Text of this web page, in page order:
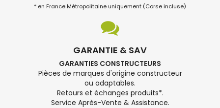
* en France Métropolitaine uniquement (Corse incluse)
GARANTIE & SAV
GARANTIES CONSTRUCTEURS
Pièces de marques d'origine constructeur
ou adaptables.
Retours et échanges produits*.
Service Après-Vente & Assistance.